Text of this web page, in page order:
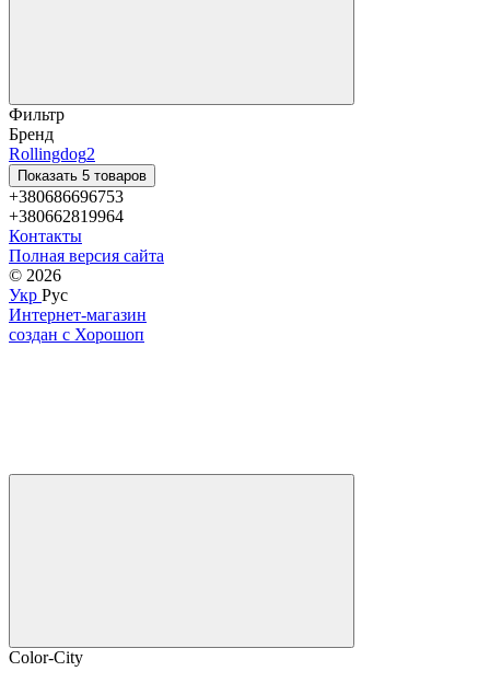
Фильтр
Бренд
Rollingdog2
Показать 5 товаров
+380686696753
+380662819964
Контакты
Полная версия сайта
© 2026
Укр Рус
Интернет-магазин
создан с Хорошоп
Color-City